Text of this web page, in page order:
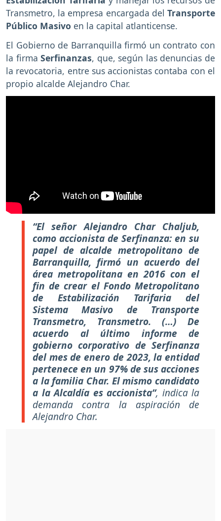
Transmetro, la empresa encargada del Transporte
Público Masivo en la capital atlanticense.
El Gobierno de Barranquilla firmó un contrato con
la firmaSerfinanzas, que, según las denuncias de
la revocatoria, entre sus accionistas contaba con el
propio alcalde Alejandro Char.
“El señor Alejandro Char Chaljub,
como accionista de Serfinanza: en su
papel de alcalde metropolitano de
Barranquilla, firmó un acuerdo del
área metropolitana en 2016 con el
fin de crear el Fondo Metropolitano
de Estabilización Tarifaria del
Sistema Masivo de Transporte
Transmetro, Transmetro. (…) De
acuerdo al último informe de
gobierno corporativo de Serfinanza
del mes de enero de 2023, la entidad
pertenece en un 97% de sus acciones
a la familia Char. El mismo candidato
a la Alcaldía es accionista”, indica la
demanda contra la aspiración de
Alejandro Char.